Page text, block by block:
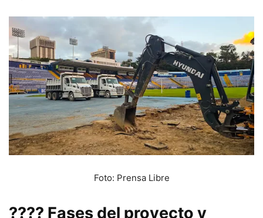
Foto: Prensa Libre
???? Fases del proyecto y